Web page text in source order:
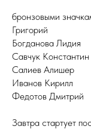
бронзовыми
Григорий
Богданова Лидия
Савчук Константин
Салиев Алишер
Иванов Кирилл
Федотов Дмитрий
Завтра стартует